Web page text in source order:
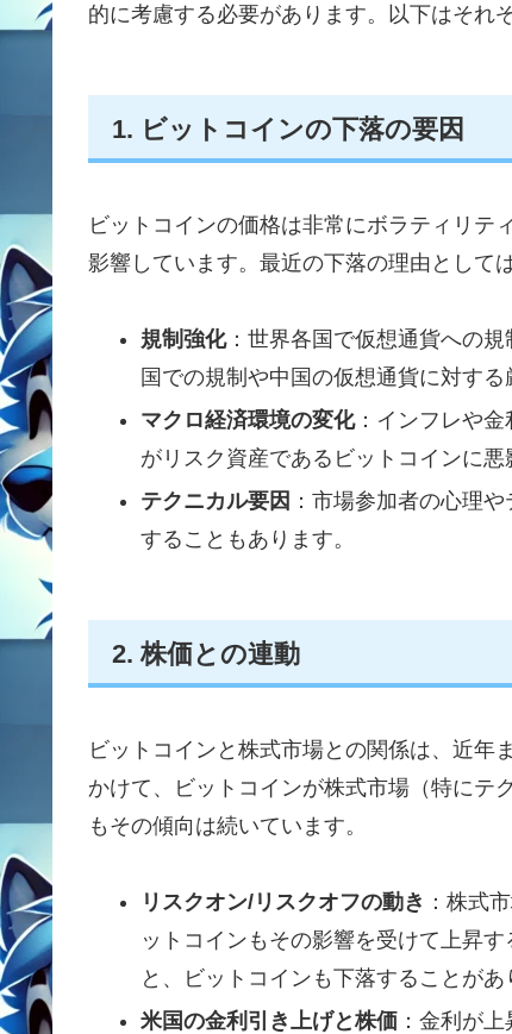
的に考慮する必要があります。以下はそれ
1. ビットコインの下落の要因
ビットコインの価格は非常にボラティリテ
影響しています。最近の下落の理由として
規制強化：世界各国で仮想通貨への
国での規制や中国の仮想通貨に対す
マクロ経済環境の変化：インフレや金
がリスク資産であるビットコインに悪
テクニカル要因 ：市場参加者の心理
することもあります。
2. 株価との連動
ビットコインと株式市場との関係は、近年
かけて、ビットコインが株式市場（特にテ
もその傾向は続いています。
リスクオン/リスクオフの動き ：株式
ットコインもその影響を受けて上昇
と、ビットコインも下落することがあ
米国の金利引き上げと株価：金利が上